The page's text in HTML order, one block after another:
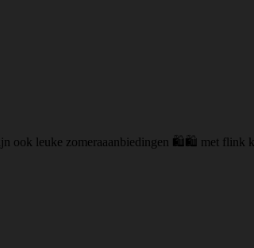
ook leuke zomeraaanbiedingen 🛍🛍 met flink